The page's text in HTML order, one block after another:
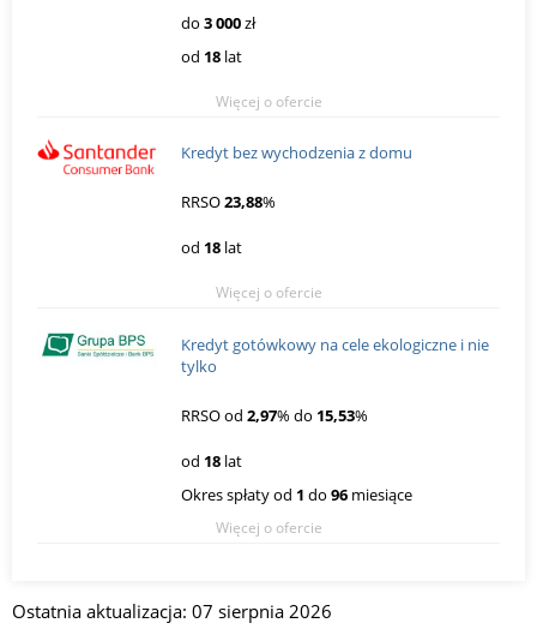
do 3 000zł
od 18 lat
Więcej o ofercie
Kredyt bez wychodzenia z domu
RRSO23,88%
od 18 lat
Więcej o ofercie
Kredyt gotówkowy na cele ekologiczne i nie
tylko
RRSO od 2,97% do 15,53%
od 18 lat
Okres spłaty od 1 do 96 miesiące
Więcej o ofercie
Ostatnia aktualizacja: 07 sierpnia 2026